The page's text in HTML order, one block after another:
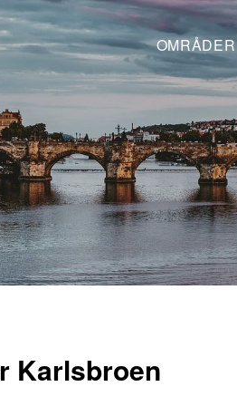
OMRÅDER
Karlsbroen